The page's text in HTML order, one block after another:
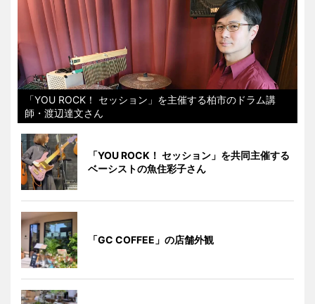
「YOU ROCK！ セッション」を主催する柏市のドラム講
師・渡辺達文さん
「YOU ROCK！ セッション」を共同主催する
ベーシストの魚住彩子さん
「GC COFFEE」の店舗外観